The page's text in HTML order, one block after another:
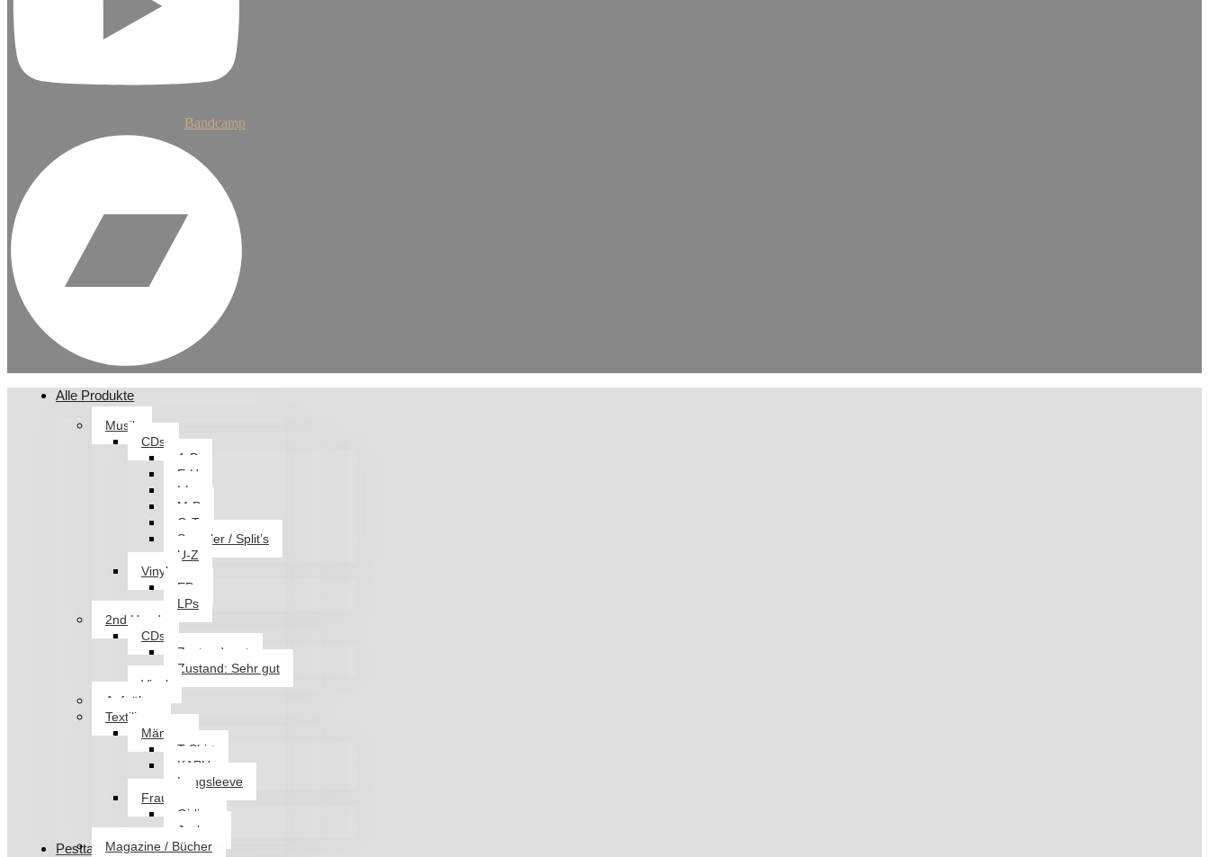
Bandcamp
Alle Produkte
Musik
CDs
A-D
E-H
I-L
M-P
Q-T
Sampler / Split’s
U-Z
Vinyl
EPs
LPs
2nd Hand
CDs
Zustand: gut
Zustand: Sehr gut
Vinyl
Aufnäher
Textilien
Männer
T-Shirt
KAPU
Longsleeve
Frauen
Girlies
Jacken
Magazine / Bücher
Pesttanz Klangschmiede